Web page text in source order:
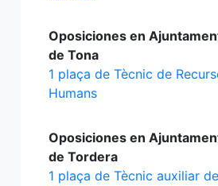
Oposiciones en
de Tona
1 plaça de Tècnic de
Humans
Oposiciones en
de Tordera
1 plaça de Tècnic auxiliar de